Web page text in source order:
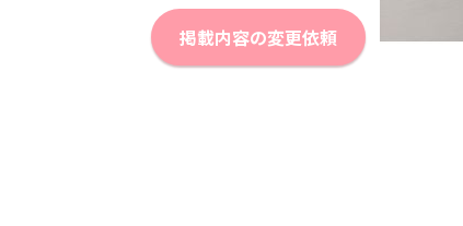
掲載内容の変更依頼